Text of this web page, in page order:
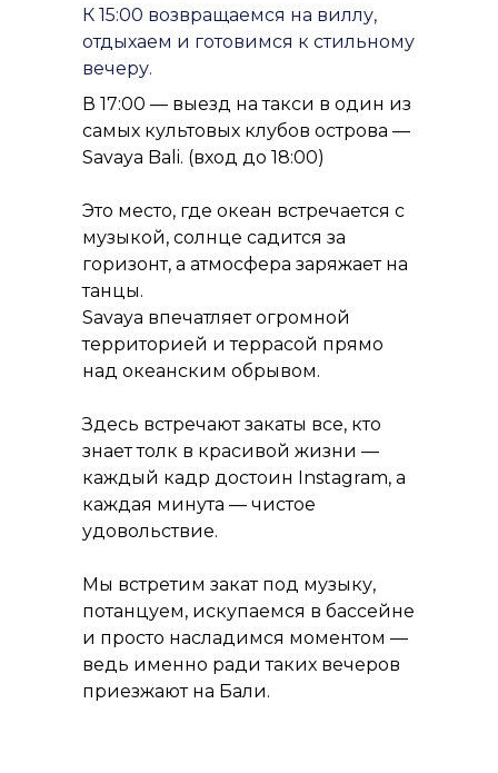
В 17:00 — выезд на такси в один из
самых культовых клубов острова —
Savaya Bali. (вход до 18:00)
Это место, где океан встречается с
музыкой, солнце садится за
горизонт, а атмосфера заряжает на
танцы.
Savaya впечатляет огромной
территорией и террасой прямо
над океанским обрывом.
Здесь встречают закаты все, кто
знает толк в красивой жизни —
каждый кадр достоин Instagram, а
каждая минута — чистое
удовольствие.
Мы встретим закат под музыку,
потанцуем, искупаемся в бассейне
и просто насладимся моментом —
ведь именно ради таких вечеров
приезжают на Бали.
К 15:00 возвращаемся на виллу,
отдыхаем и готовимся к стильному
вечеру.